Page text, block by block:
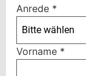
Anrede *
Bitte wählen
Vorname *